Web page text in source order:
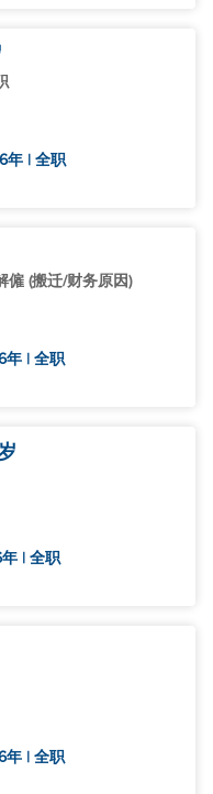
年 | 全职
僱 (搬迁/财务原因)
年 | 全职
| 全职
年 | 全职